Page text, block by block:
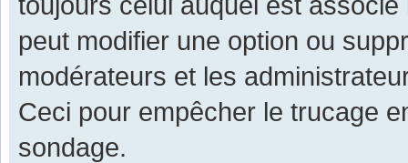
peut modifier une option ou
modérateurs et les
Ceci pour empêcher le trucage
sondage.